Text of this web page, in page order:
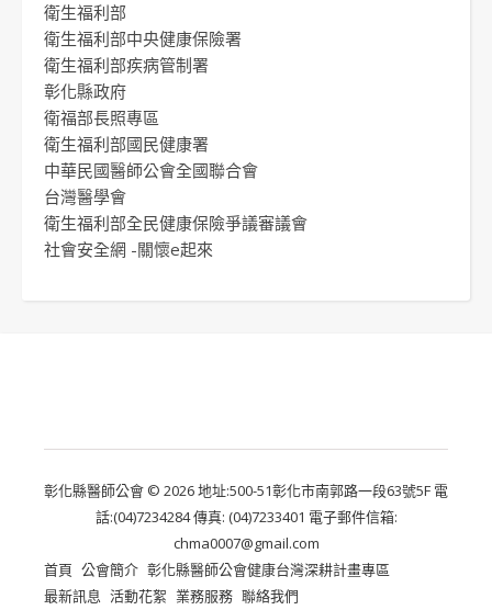
衛生福利部
衛生福利部中央健康保險署
衛生福利部疾病管制署
彰化縣政府
衛福部長照專區
衛生福利部國民健康署
中華民國醫師公會全國聯合會
台灣醫學會
衛生福利部全民健康保險爭議審議會
社會安全網 -關懷e起來
彰化縣醫師公會 © 2026 地址:500-51彰化市南郭路一段63號5F 電
話:(04)7234284 傳真: (04)7233401 電子郵件信箱:
chma0007@gmail.com
首頁 公會簡介 彰化縣醫師公會健康台灣深耕計畫專區
最新訊息 活動花絮 業務服務 聯絡我們